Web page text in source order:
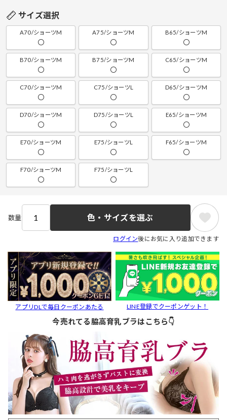
サイズ選択
A70/ショーツM
〇
A75/ショーツM
〇
B65/ショーツM
〇
B70/ショーツM
〇
B75/ショーツM
〇
C65/ショーツM
〇
C70/ショーツM
〇
C75/ショーツL
〇
D65/ショーツM
〇
D70/ショーツM
〇
D75/ショーツL
〇
E65/ショーツM
〇
E70/ショーツM
〇
E75/ショーツL
〇
F65/ショーツM
〇
F70/ショーツM
〇
F75/ショーツL
〇
数量 色・サイズを選ぶ
ログイン後にお気に入り追加できます
アプリDLで毎日クーポンあたる LINE登録でクーポンゲット！
今売れてる脇高育乳ブラはこちら👇